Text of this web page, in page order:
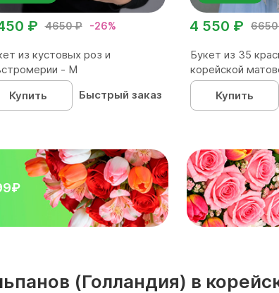
4650 ₽ -26%
₽
из кустовых роз и
- М
Купить
Быстрый заказ
4 550 ₽
Букет из 35
корейской
Купить
(Голландия) в